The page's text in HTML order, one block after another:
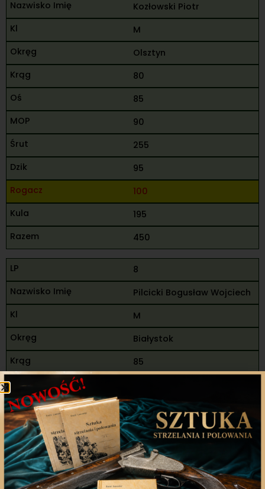
Kozłowski Piotr
M
Olsztyn
80
85
90
255
95
100
195
450
8
Pilcicki Bogusław Wojciech
M
Białystok
85
100
280
75
94